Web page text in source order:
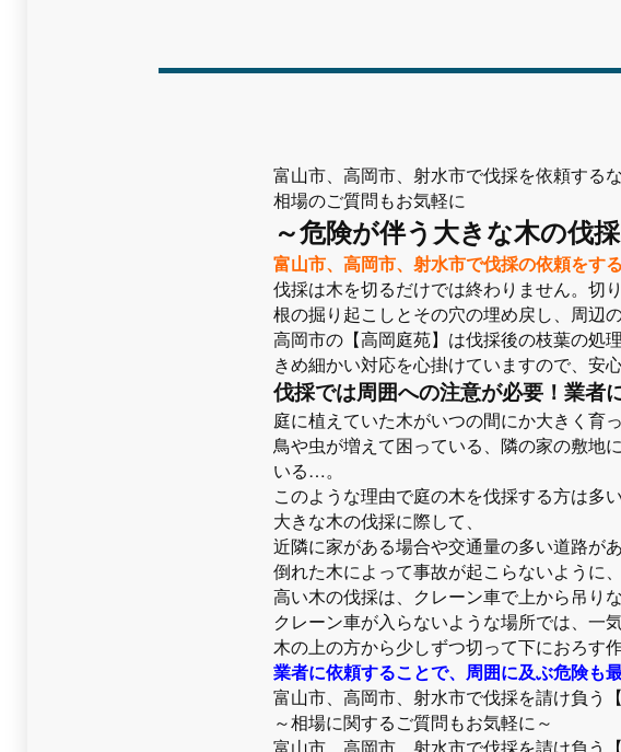
富山市、高岡市、射水市で伐採を依頼する
相場のご質問もお気軽に
～危険が伴う大きな木の伐
富山市、高岡市、射水市で伐採の依頼をす
伐採は木を切るだけでは終わりません。切
根の掘り起こしとその穴の埋め戻し、周辺
高岡市の【高岡庭苑】は伐採後の枝葉の処
きめ細かい対応を心掛けていますので、安
伐採では周囲への注意が必要！業者
庭に植えていた木がいつの間にか大きく育
鳥や虫が増えて困っている、隣の家の敷地
いる…。
このような理由で庭の木を伐採する方は多い
大きな木の伐採に際して、
近隣に家がある場合や交通量の多い道路があ
倒れた木によって事故が起こらないように
高い木の伐採は、クレーン車で上から吊り
クレーン車が入らないような場所では、一
木の上の方から少しずつ切って下におろす
業者に依頼することで、周囲に及ぶ危険も
富山市、高岡市、射水市で伐採を請け負う
～相場に関するご質問もお気軽に～